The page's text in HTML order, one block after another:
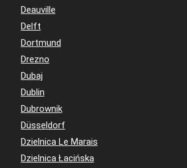
Deauville
Delft
Dortmund
Drezno
Dubaj
Dublin
Dubrownik
Düsseldorf
Dzielnica Le Marais
Dzielnica Łacińska